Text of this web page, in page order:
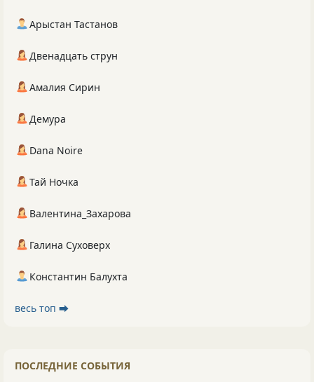
Арыстан Тастанов
Двенадцать струн
Амалия Сирин
Демура
Dana Noire
Тай Ночка
Валентина_Захарова
Галина Суховерх
Константин Балухта
весь топ ⮕
ПОСЛЕДНИЕ СОБЫТИЯ